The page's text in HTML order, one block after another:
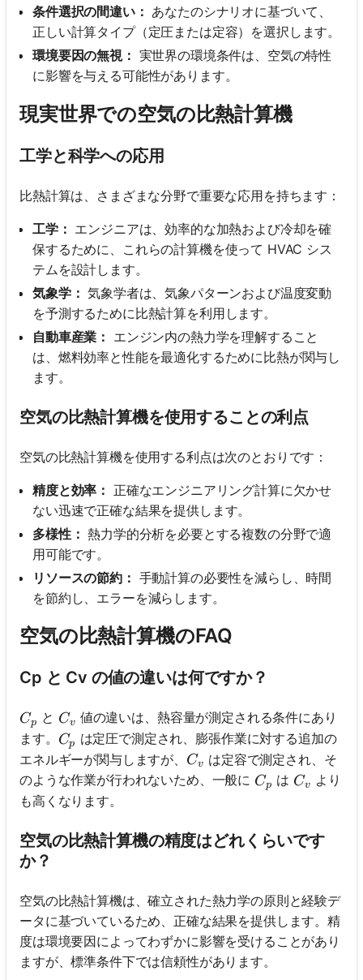
条件選択の間違い： あなたのシナリオに基づいて、
正しい計算タイプ（定圧または定容）を選択します。
環境要因の無視： 実世界の環境条件は、空気の特性
に影響を与える可能性があります。
現実世界での空気の比熱計算機
工学と科学への応用
比熱計算は、さまざまな分野で重要な応用を持ちます：
工学： エンジニアは、効率的な加熱および冷却を確
保するために、これらの計算機を使って HVAC シス
テムを設計します。
気象学： 気象学者は、気象パターンおよび温度変動
を予測するために比熱計算を利用します。
自動車産業： エンジン内の熱力学を理解すること
は、燃料効率と性能を最適化するために比熱が関与し
ます。
空気の比熱計算機を使用することの利点
空気の比熱計算機を使用する利点は次のとおりです：
精度と効率： 正確なエンジニアリング計算に欠かせ
ない迅速で正確な結果を提供します。
多様性： 熱力学的分析を必要とする複数の分野で適
用可能です。
リソースの節約： 手動計算の必要性を減らし、時間
を節約し、エラーを減らします。
空気の比熱計算機のFAQ
Cp と Cv の値の違いは何ですか？
C_p
Cp と C_v
Cv 値の違いは、熱容量が測定される条件にあり
ます。 C_p
Cp
は定圧で測定され、膨張作業に対する追加の
エネルギーが関与しますが、 C_v
Cv は定容で測定され、そ
のような作業が行われないため、一般に C_p
Cp は C_v
Cv
より
も高くなります。
空気の比熱計算機の精度はどれくらいです
か？
空気の比熱計算機は、確立された熱力学の原則と経験デ
ータに基づいているため、正確な結果を提供します。精
度は環境要因によってわずかに影響を受けることがあり
ますが、標準条件下では信頼性があります。